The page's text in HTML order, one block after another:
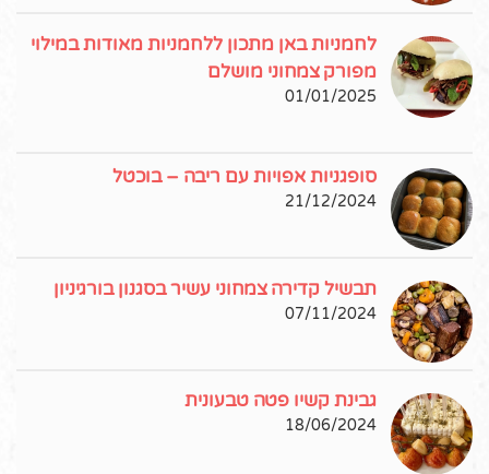
לחמניות באן מתכון ללחמניות מאודות במילוי
מפורק צמחוני מושלם
01/01/2025
סופגניות אפויות עם ריבה – בוכטל
21/12/2024
תבשיל קדירה צמחוני עשיר בסגנון בורגיניון
07/11/2024
גבינת קשיו פטה טבעונית
18/06/2024